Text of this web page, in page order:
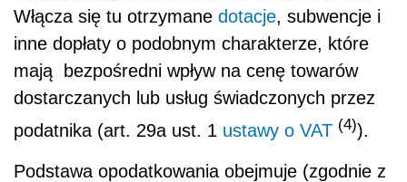
Włącza się tu otrzymane dotacje, subwencje i
inne dopłaty o podobnym charakterze, które
mają bezpośredni wpływ na cenę towarów
dostarczanych lub usług świadczonych przez
podatnika (art. 29a ust. 1 ustawy o VAT (4)).
Podstawa opodatkowania obejmuje (zgodnie z